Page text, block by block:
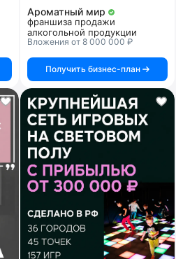
Ароматный мир
франшиза продажи
алкогольной продукции
Вложения от 8 000 000 ₽
Получить бизнес-план